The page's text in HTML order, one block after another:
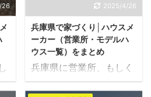
26 2025/4/26
兵庫県で家づくり│ハウスメ
ーカー（営業所・モデルハ
ウス一覧）をまとめ
兵庫県に営業所、もしく
はモデルハウスがあるハ